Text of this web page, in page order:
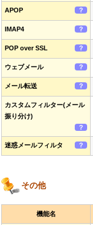
APOP ？
IMAP4 ？
POP over SSL ？
ウェブメール ？
メール転送 ？
カスタムフィルター(メール
振り分け)
？
迷惑メールフィルタ ？
その他
機能名